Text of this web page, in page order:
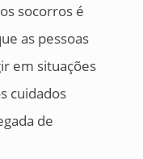
socorros é
as pessoas
em situações
cuidados
de